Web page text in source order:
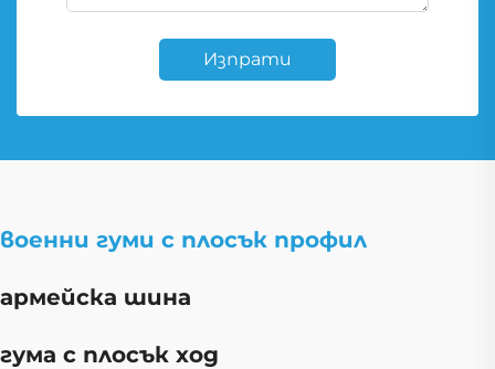
Изпрати
военни гуми с плосък профил
армейска шина
гума с плосък ход